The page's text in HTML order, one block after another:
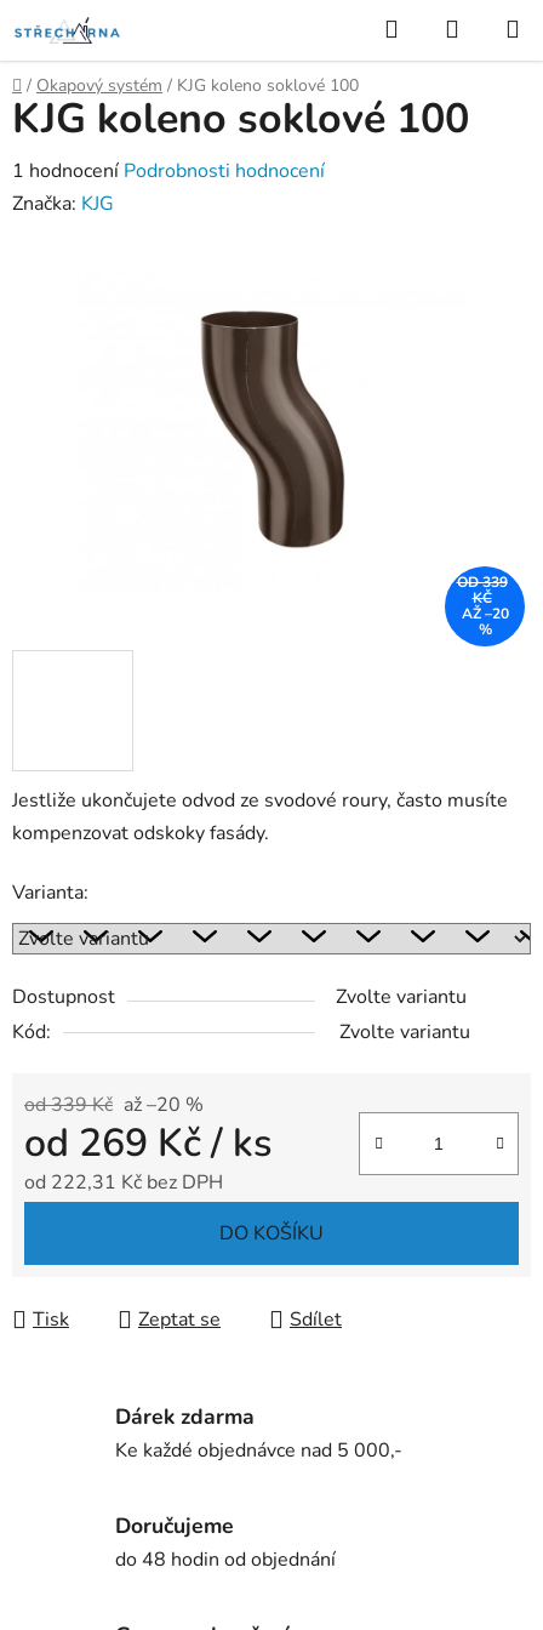
na
obsah
Hledat
KOŠÍK
Domů
/ Okapový systém / KJG koleno soklové 100
Jestliže ukončujete odvod ze svodové roury, často musíte
kompenzovat odskoky fasády.
Varianta:
Dostupnost
Zvolte variantu
Kód:
Zvolte variantu
od 339 Kč až –20 %
od 269 Kč/ ks
od 222,31 Kč bez DPH
DO KOŠÍKU
Tisk Zeptat se Sdílet
KJG koleno soklové 100
Průměrné
hodnocení
1 hodnocení Podrobnosti hodnocení
Značka: KJG
OD 339
KČ
AŽ –20
%
Dárek zdarma
Ke každé objednávce nad 5 000,-
Doručujeme
do 48 hodin od objednání